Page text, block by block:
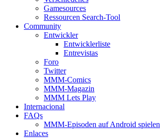
Gamesources
Ressourcen Search-Tool
Community
Entwickler
Entwicklerliste
Entrevistas
Foro
Twitter
MMM-Comics
MMM-Magazin
MMM Lets Play
Internacional
FAQs
MMM-Episoden auf Android spielen
Enlaces